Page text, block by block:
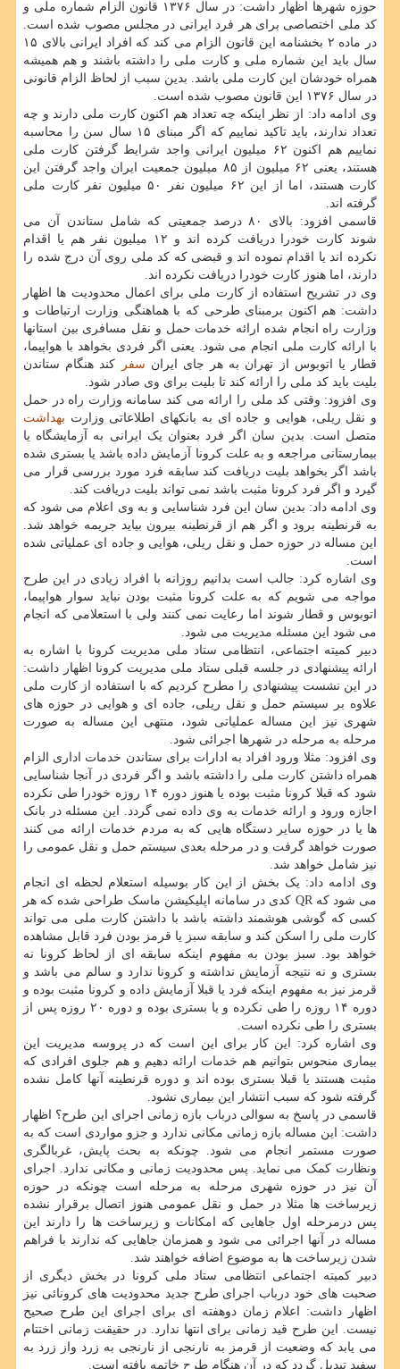
حوزه شهرها اظهار داشت: در سال ۱۳۷۶ قانون الزام شماره ملی و
کد ملی اختصاصی برای هر فرد ایرانی در مجلس مصوب شده است.
در ماده ۲ بخشنامه این قانون الزام می کند که افراد ایرانی بالای ۱۵
سال باید این شماره ملی و کارت ملی را داشته باشند و هم همیشه
همراه خودشان این کارت ملی باشد. بدین سبب از لحاظ الزام قانونی
در سال ۱۳۷۶ این قانون مصوب شده است.
وی ادامه داد: از نظر اینکه چه تعداد هم اکنون کارت ملی دارند و چه
تعداد ندارند، باید تاکید نماییم که اگر مبنای ۱۵ سال سن را محاسبه
نماییم هم اکنون ۶۲ میلیون ایرانی واجد شرایط گرفتن کارت ملی
هستند، یعنی ۶۲ میلیون از ۸۵ میلیون جمعیت ایران واجد گرفتن این
کارت هستند، اما از این ۶۲ میلیون نفر ۵۰ میلیون نفر کارت ملی
گرفته اند.
قاسمی افزود: بالای ۸۰ درصد جمعیتی که شامل ستاندن آن می
شوند کارت خودرا دریافت کرده اند و ۱۲ میلیون نفر هم یا اقدام
نکرده اند یا اقدام نموده اند و قبضی که کد ملی روی آن درج شده را
دارند، اما هنوز کارت خودرا دریافت نکرده اند.
وی در تشریح استفاده از کارت ملی برای اعمال محدودیت ها اظهار
داشت: هم اکنون برمبنای طرحی که با هماهنگی وزارت ارتباطات و
وزارت راه انجام شده ارائه خدمات حمل و نقل مسافری بین استانها
با ارائه کارت ملی انجام می شود. یعنی اگر فردی بخواهد با هواپیما،
قطار یا اتوبوس از تهران به هر جای ایران سفر
کند هنگام ستاندن
بلیت باید کد ملی را ارائه کند تا بلیت برای وی صادر شود.
وی افزود: وقتی کد ملی را ارائه می کند سامانه وزارت راه در حمل
و نقل ریلی، هوایی و جاده ای به بانکهای اطلاعاتی وزارت بهداشت
متصل است. بدین سان اگر فرد بعنوان یک ایرانی به آزمایشگاه یا
بیمارستانی مراجعه و به علت کرونا آزمایش داده باشد یا بستری شده
باشد اگر بخواهد بلیت دریافت کند سابقه فرد مورد بررسی قرار می
گیرد و اگر فرد کرونا مثبت باشد نمی تواند بلیت دریافت کند.
وی ادامه داد: بدین سان این فرد شناسایی و به وی اعلام می شود که
به قرنطینه برود و اگر هم از قرنطینه بیرون بیاید جریمه خواهد شد.
این مساله در حوزه حمل و نقل ریلی، هوایی و جاده ای عملیاتی شده
است.
وی اشاره کرد: جالب است بدانیم روزانه با افراد زیادی در این طرح
مواجه می شویم که به علت کرونا مثبت بودن نباید سوار هواپیما،
اتوبوس و قطار شوند اما رعایت نمی کنند ولی با استعلامی که انجام
می شود این مسئله مدیریت می شود.
دبیر کمیته اجتماعی، انتظامی ستاد ملی مدیریت کرونا با اشاره به
ارائه پیشنهادی در جلسه قبلی ستاد ملی مدیریت کرونا اظهار داشت:
در این نشست پیشنهادی را مطرح کردیم که با استفاده از کارت ملی
علاوه بر سیستم حمل و نقل ریلی، جاده ای و هوایی در حوزه های
شهری نیز این مساله عملیاتی شود، منتهی این مساله به صورت
مرحله به مرحله در شهرها اجرائی شود.
وی افزود: مثلا ورود افراد به ادارات برای ستاندن خدمات اداری الزام
همراه داشتن کارت ملی را داشته باشد و اگر فردی در آنجا شناسایی
شود که قبلا کرونا مثبت بوده یا هنوز دوره ۱۴ روزه خودرا طی نکرده
اجازه ورود و ارائه خدمات به وی داده نمی گردد. این مسئله در بانک
ها یا در حوزه سایر دستگاه هایی که به مردم خدمات ارائه می کنند
صورت خواهد گرفت و در مرحله بعدی سیستم حمل و نقل عمومی را
نیز شامل خواهد شد.
وی ادامه داد: یک بخش از این کار بوسیله استعلام لحظه ای انجام
می شود که QR کدی در سامانه اپلیکیشن ماسک طراحی شده که هر
کسی که گوشی هوشمند داشته باشد با داشتن کارت ملی می تواند
کارت ملی را اسکن کند و سابقه سبز یا قرمز بودن فرد قابل مشاهده
خواهد بود. سبز بودن به مفهوم اینکه سابقه ای از لحاظ کرونا نه
بستری و نه نتیجه آزمایش نداشته و کرونا ندارد و سالم می باشد و
قرمز نیز به مفهوم اینکه فرد یا قبلا آزمایش داده و کرونا مثبت بوده و
دوره ۱۴ روزه را طی نکرده و یا بستری بوده و دوره ۲۰ روزه پس از
بستری را طی نکرده است.
وی اشاره کرد: این کار برای این است که در پروسه مدیریت این
بیماری منحوس بتوانیم هم خدمات ارائه دهیم و هم جلوی افرادی که
مثبت هستند یا قبلا بستری بوده اند و دوره قرنطینه آنها کامل نشده
گرفته شود که سبب انتشار این بیماری نشود.
قاسمی در پاسخ به سوالی درباب بازه زمانی اجرای این طرح؟ اظهار
داشت: این مساله بازه زمانی مکانی ندارد و جزو مواردی است که به
صورت مستمر انجام می شود. چونکه به بحث پایش، غربالگری
ونظارت کمک می نماید. پس محدودیت زمانی و مکانی ندارد. اجرای
آن نیز در حوزه شهری مرحله به مرحله است چونکه در حوزه
زیرساخت ها مثلا در حمل و نقل عمومی هنوز اتصال برقرار نشده
پس درمرحله اول جاهایی که امکانات و زیرساخت ها را دارند این
مساله در آنها اجرائی می شود و همزمان جاهایی که ندارند با فراهم
شدن زیرساخت ها به موضوع اضافه خواهند شد.
دبیر کمیته اجتماعی انتظامی ستاد ملی کرونا در بخش دیگری از
صحبت های خود درباب اجرای طرح جدید محدودیت های کرونائی نیز
اظهار داشت: اعلام زمان دوهفته ای برای اجرای این طرح صحیح
نیست. این طرح قید زمانی برای انتها ندارد. در حقیقت زمانی اختتام
می یابد که وضعیت از قرمز به نارنجی از نارنجی به زرد واز زرد به
سفید تبدیل گردد که در آن هنگام طرح خاتمه یافته است.